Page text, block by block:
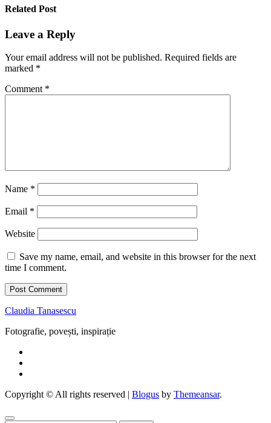
Related Post
Leave a Reply
Your email address will not be published. Required fields are
marked *
Comment *
Name *
Email *
Website
Save my name, email, and website in this browser for the next
time I comment.
Claudia Tanasescu
Fotografie, povești, inspirație
Copyright © All rights reserved | Blogus by Themeansar.